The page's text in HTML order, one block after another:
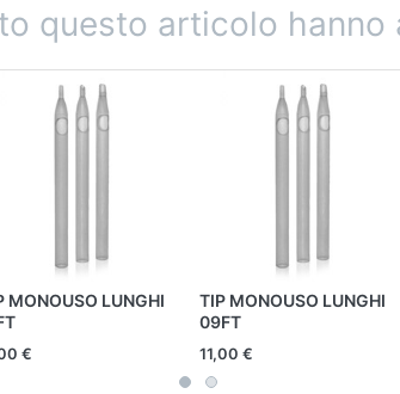
questo articolo hanno
MONOUSO LUNGHI
€
TIP MONOUSO LUNGHI
09FT
11,00 €